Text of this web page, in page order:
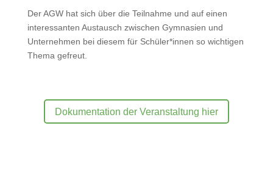
Der AGW hat sich über die Teilnahme und auf einen
interessanten Austausch zwischen Gymnasien und
Unternehmen bei diesem für Schüler*innen so wichtigen
Thema gefreut.
Dokumentation der Veranstaltung hier